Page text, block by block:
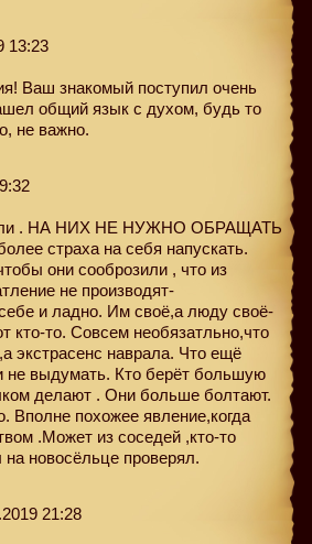
13:23
Ваш знакомый поступил очень
общий язык с духом, будь то
не важно.
. НА НИХ НЕ НУЖНО ОБРАЩАТЬ
страха на себя напускать.
они сооброзили , что из
не производят-
и ладно. Им своё,а люду своё-
кто-то. Совсем необязатльно,что
экстрасенс наврала. Что ещё
не выдумать. Кто берёт большую
делают . Они больше болтают.
Вполне похожее явление,когда
.Может из соседей ,кто-то
на новосёльце проверял.
21:28